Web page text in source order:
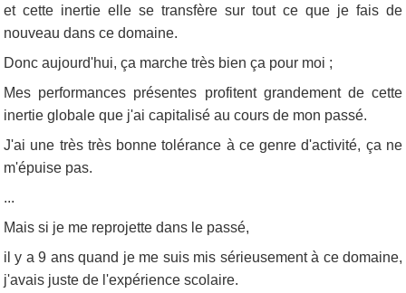
et cette inertie elle se transfère sur tout ce que je fais de
nouveau dans ce domaine.
Donc aujourd'hui, ça marche très bien ça pour moi ;
Mes performances présentes profitent grandement de cette
inertie globale que j'ai capitalisé au cours de mon passé.
J'ai une très très bonne tolérance à ce genre d'activité, ça ne
m'épuise pas.
...
Mais si je me reprojette dans le passé,
il y a 9 ans quand je me suis mis sérieusement à ce domaine,
j'avais juste de l'expérience scolaire.